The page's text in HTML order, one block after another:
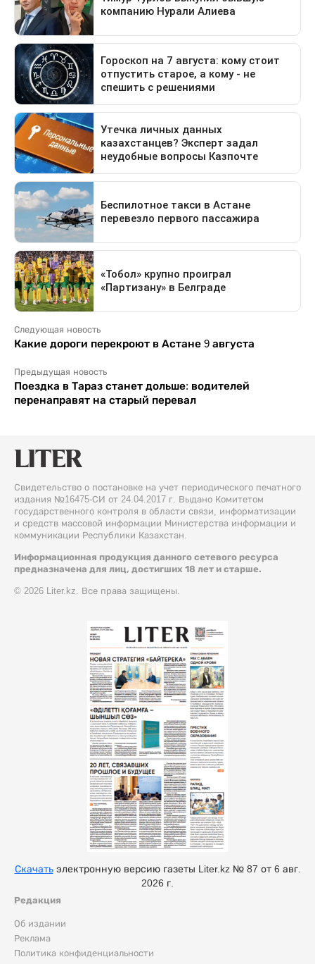
Следующая новость
Какие дороги перекроют в Астане 9 августа
Предыдущая новость
Поездка в Тараз станет дольше: водителей
перенаправят на старый перевал
Свидетельство о постановке на учет периодического печатного
издания №16475-СИ от 24.04.2017 г. Выдано Комитетом
государственного контроля в области связи, информатизации
и средств массовой информации Министерства информации и
коммуникации Республики Казахстан.
Информационная продукция данного сетевого ресурса
предназначена для лиц, достигших 18 лет и старше.
© 2026 Liter.kz. Все права защищены.
Редакция
Об издании
Реклама
Политика конфиденциальности
Скачатьэлектронную версию газеты Liter.kz № 87 от 6 авг.
2026 г.